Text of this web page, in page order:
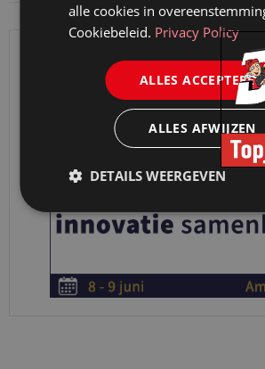
alle cookies in
Cookiebeleid. Privacy Policy
ALLES ACCEPTEREN
ALLES AFWIJZEN
DETAILS WEERGEVEN